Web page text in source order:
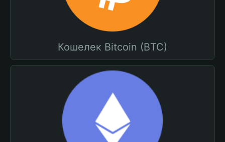
Кошелек Bitcoin (BTC)